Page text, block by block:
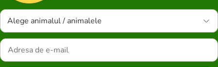
Alege animalul / animalele